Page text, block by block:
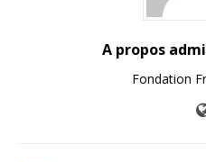
A propos
Fondation